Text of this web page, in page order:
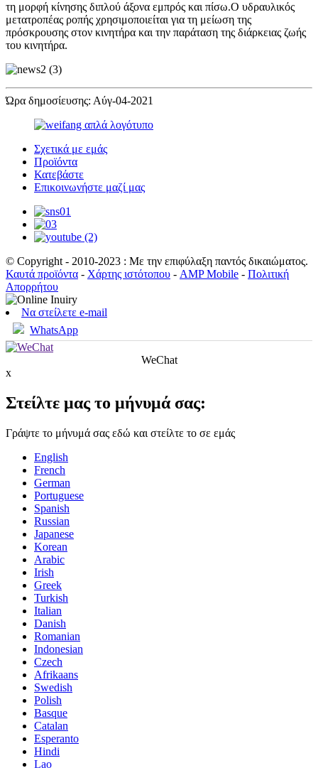
τη μορφή κίνησης διπλού άξονα εμπρός και πίσω.Ο υδραυλικός
μετατροπέας ροπής χρησιμοποιείται για τη μείωση της
πρόσκρουσης στον κινητήρα και την παράταση της διάρκειας ζωής
του κινητήρα.
Ώρα δημοσίευσης: Αύγ-04-2021
Σχετικά με εμάς
Προϊόντα
Κατεβάστε
Επικοινωνήστε μαζί μας
© Copyright - 2010-2023 : Με την επιφύλαξη παντός δικαιώματος.
Καυτά προϊόντα - Χάρτης ιστότοπου - AMP Mobile - Πολιτική
Απορρήτου
Να στείλετε e-mail
WhatsApp
WeChat
x
Στείλτε μας το μήνυμά σας:
Γράψτε το μήνυμά σας εδώ και στείλτε το σε εμάς
English
French
German
Portuguese
Spanish
Russian
Japanese
Korean
Arabic
Irish
Greek
Turkish
Italian
Danish
Romanian
Indonesian
Czech
Afrikaans
Swedish
Polish
Basque
Catalan
Esperanto
Hindi
Lao